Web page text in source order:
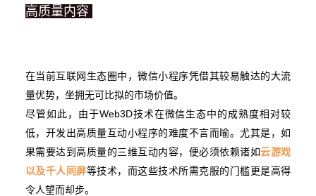
高质量内容
在当前互联网生态圈中，微信小程序凭借其较易触达的大流
量优势，坐拥无可比拟的市场价值。
尽管如此，由于Web3D技术在微信生态中的成熟度相对较
低，开发出高质量互动小程序的难度不言而喻。尤其是，如
果需要达到高质量的三维互动内容，便必须依赖诸如云游戏
以及千人同屏等技术，而这些技术所需克服的门槛更是高得
令人望而却步。